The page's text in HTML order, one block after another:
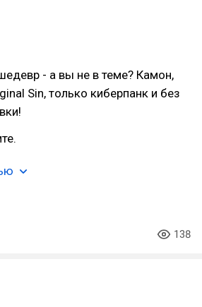
- а вы не в теме? Камон,
Sin, только киберпанк и без
138